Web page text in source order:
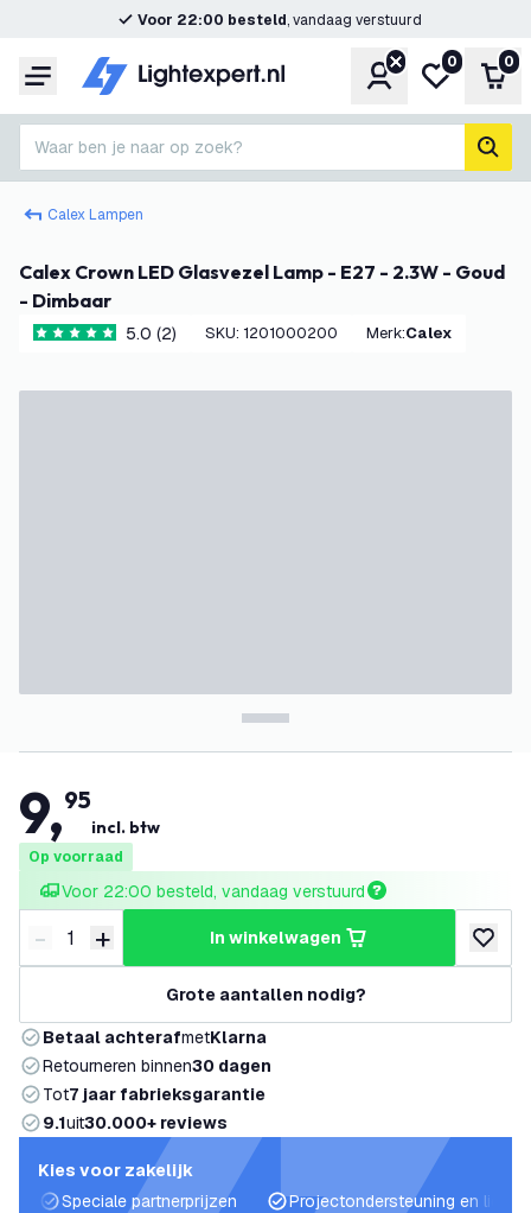
Voor 22:00 besteld, vandaag verstuurd
Menu Account
Mijn
0 0
Waar ben je naar op zoek?
Calex Lampen
Calex Crown LED Glasvezel Lamp - E27 - 2.3W - Goud
- Dimbaar
5 score sterren5.0 (2) SKU: 1201000200 Merk: Calex
9,95
incl. btw
Op voorraad
Voor 22:00 besteld, vandaag verstuurd
Verminder hoeveelheid
- Verhoog hoeveelheid
+ in winkelwagen
Grote aantallen nodig?
Betaal achterafmetKlarna
Retourneren binnen30 dagen
Tot7 jaar fabrieksgarantie
9.1uit30.000+ reviews
Kies voor zakelijk
Speciale partnerprijzen
Projectondersteuning en